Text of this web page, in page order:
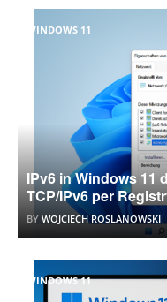
WINDOWS 11
IPv6 in Windows 11
TCP/IPv6 per
BY WOJCIECH ROSLANOWSKI
WINDOWS 11